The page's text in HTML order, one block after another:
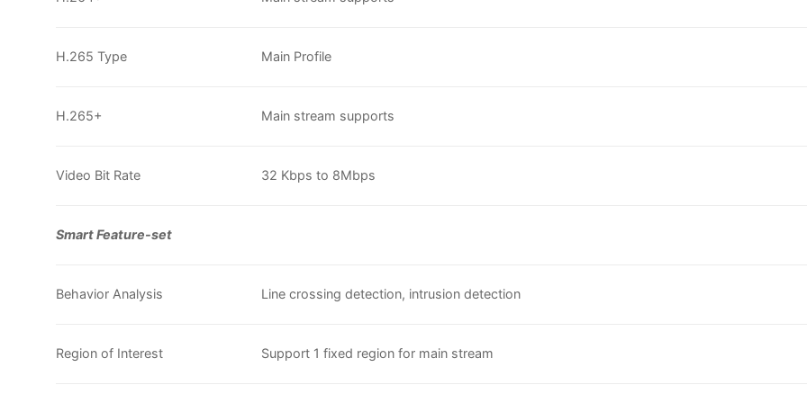
H.265 Type Main Profile
H.265+ Main stream supports
Video Bit Rate 32 Kbps to 8Mbps
Smart Feature-set
Behavior Analysis Line crossing detection, intrusion detection
Region of Interest Support 1 fixed region for main stream